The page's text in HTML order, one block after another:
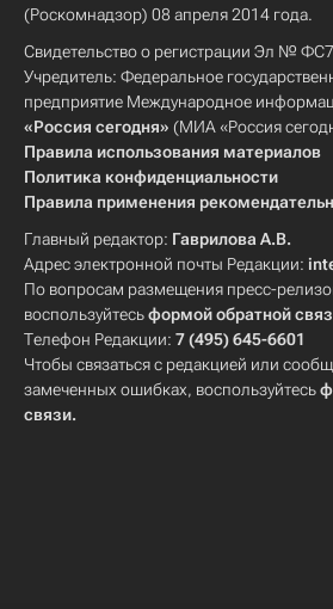
(Роскомнадзор) 08 апреля 2014 года.
Свидетельство о регистрации Эл №
Учредитель: Федеральное
предприятие Международное
«Россия сегодня» (МИА «Россия
Правила использования материалов
Политика конфиденциальности
Правила применения
Главный редактор: Гаврилова А.В.
Адрес электронной почты Редакции:
По вопросам размещения пресс-
воспользуйтесьформой обратной
Телефон Редакции: 7 (495) 645-6601
Чтобы связаться с редакцией или
замеченных ошибках, воспользуйтесь
связи.